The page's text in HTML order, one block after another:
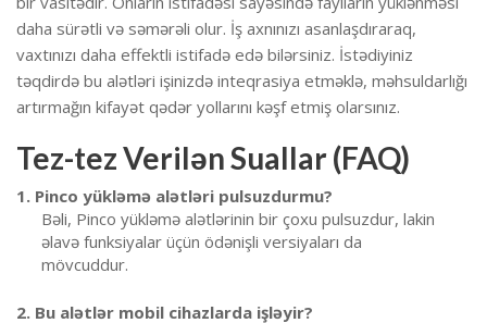
daha sürətli və səmərəli olur. İş axnınızı asanlaşdıraraq,
vaxtınızı daha effektli istifadə edə bilərsiniz. İstədiyiniz
təqdirdə bu alətləri işinizdə inteqrasiya etməklə, məhsuldarlığı
artırmağın kifayət qədər yollarını kəşf etmiş olarsınız.
Tez-tez Verilən Suallar (FAQ)
1. Pinco yükləmə alətləri pulsuzdurmu?
Bəli, Pinco yükləmə alətlərinin bir çoxu pulsuzdur, lakin
əlavə funksiyalar üçün ödənişli versiyaları da
mövcuddur.
2. Bu alətlər mobil cihazlarda işləyir?